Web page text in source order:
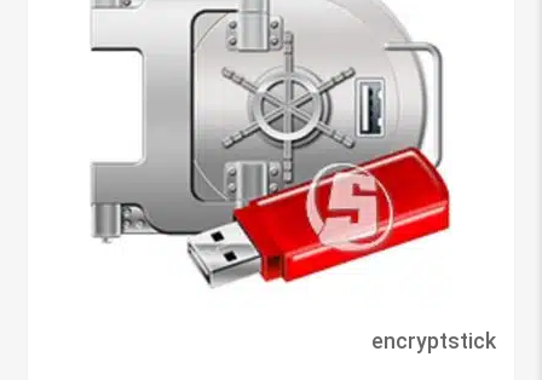
encryptstick